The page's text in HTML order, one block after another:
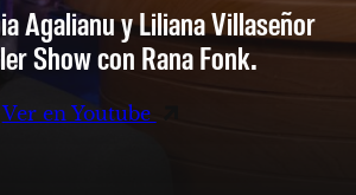
Agalianu y Liliana Villaseñor
Show con Rana Fonk.
Ver en Youtube